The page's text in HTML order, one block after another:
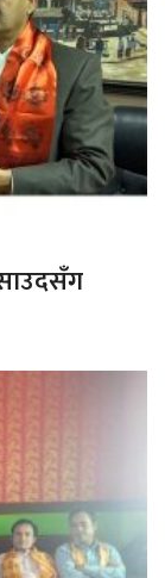
साउदसँग